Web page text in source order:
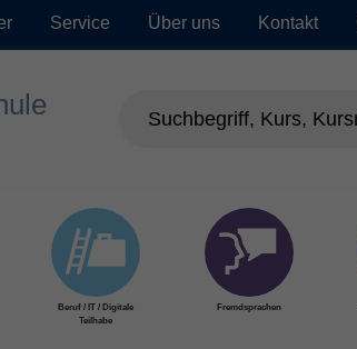
Service Über uns Kontakt
Beruf / IT / Digitale
Teilhabe
Fremdsprachen